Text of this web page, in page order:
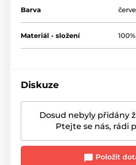
Barva
Materiál - složení
Diskuze
Dosud nebyly přidány
Ptejte se nás, rádi
Položit